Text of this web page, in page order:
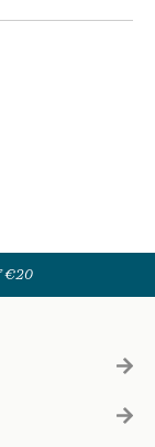
€20